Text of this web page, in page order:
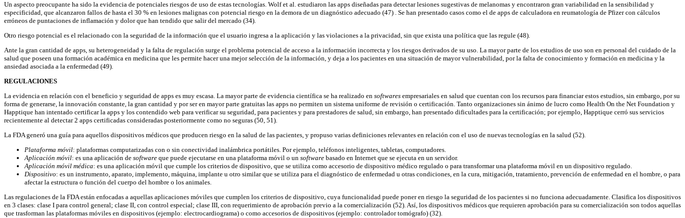
Un aspecto preocupante ha sido la evidencia de potenciales riesgos de uso de estas tecnologías. Wolf et al. estudiaron las apps diseñadas para detectar lesiones sugestivas de melanomas y encontraron gran variabilidad en la sensibilidad y
especificidad, que alcanzaron fallos de hasta el 30 % en lesiones malignas con potencial riesgo en la demora de un diagnóstico adecuado (47) . Se han presentado casos como el de apps de calculadora en reumatología de Pfizer con cálculos
erróneos de puntaciones de inflamación y dolor que han tendido que salir del mercado (34).
Otro riesgo potencial es el relacionado con la seguridad de la información que el usuario ingresa a la aplicación y las violaciones a la privacidad, sin que exista una política que las regule (48).
Ante la gran cantidad de apps, su heterogeneidad y la falta de regulación surge el problema potencial de acceso a la información incorrecta y los riesgos derivados de su uso. La mayor parte de los estudios de uso son en personal del cuidado de la
salud que poseen una formación académica en medicina que les permite hacer una mejor selección de la información, y deja a los pacientes en una situación de mayor vulnerabilidad, por la falta de conocimiento y formación en medicina y la
ansiedad asociada a la enfermedad (49).
REGULACIONES
La evidencia en relación con el beneficio y seguridad de apps es muy escasa. La mayor parte de evidencia científica se ha realizado en softwares empresariales en salud que cuentan con los recursos para financiar estos estudios, sin embargo, por su
forma de generarse, la innovación constante, la gran cantidad y por ser en mayor parte gratuitas las apps no permiten un sistema uniforme de revisión o certificación. Tanto organizaciones sin ánimo de lucro como Health On the Net Foundation y
Happtique han intentado certificar la apps y los contendido web para verificar su seguridad, para pacientes y para prestadores de salud, sin embargo, han presentado dificultades para la certificación; por ejemplo, Happtique cerró sus servicios
recientemente al detectar 2 apps certificadas consideradas posteriormente como no seguras (50, 51).
La FDA generó una guía para aquellos dispositivos médicos que producen riesgo en la salud de las pacientes, y propuso varias definiciones relevantes en relación con el uso de nuevas tecnologías en la salud (52).
Plataforma móvil: plataformas computarizadas con o sin conectividad inalámbrica portátiles. Por ejemplo, teléfonos inteligentes, tabletas, computadores.
Aplicación móvil: es una aplicación de software que puede ejecutarse en una plataforma móvil o un software basado en Internet que se ejecuta en un servidor.
Aplicación móvil médica: es una aplicación móvil que cumple los criterios de dispositivo, que se utiliza como accesorio de dispositivo médico regulado o para transformar una plataforma móvil en un dispositivo regulado.
Dispositivo: es un instrumento, aparato, implemento, máquina, implante u otro similar que se utiliza para el diagnóstico de enfermedad u otras condiciones, en la cura, mitigación, tratamiento, prevención de enfermedad en el hombre, o para
afectar la estructura o función del cuerpo del hombre o los animales.
Las regulaciones de la FDA están enfocadas a aquellas aplicaciones móviles que cumplen los criterios de dispositivo, cuya funcionalidad puede poner en riesgo la seguridad de los pacientes si no funciona adecuadamente. Clasifica los dispositivos
en 3 clases: clase I para control general; clase II, con control especial; clase III, con requerimiento de aprobación previo a la comercialización (52). Así, los dispositivos médicos que requieren aprobación para su comercialización son todos aquellas
que trasforman las plataformas móviles en dispositivos (ejemplo: electrocardiograma) o como accesorios de dispositivos (ejemplo: controlador tomógrafo) (32).